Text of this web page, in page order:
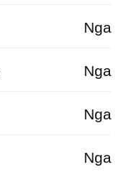
Nga
Nga
Nga
Nga